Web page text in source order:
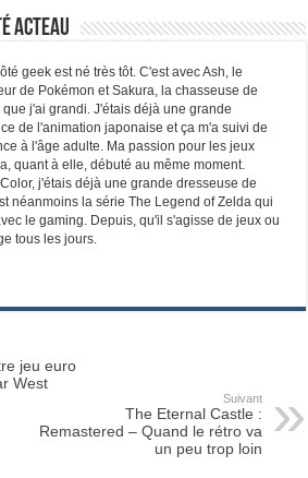
Acteau
geek est né très tôt. C'est avec Ash, le
de Pokémon et Sakura, la chasseuse de
que j'ai grandi. J'étais déjà une grande
de l'animation japonaise et ça m'a suivi de
à l'âge adulte. Ma passion pour les jeux
quant à elle, débuté au même moment.
j'étais déjà une grande dresseuse de
néanmoins la série The Legend of Zelda qui
le gaming. Depuis, qu'il s'agisse de jeux ou
tous les jours.
jeu euro
West
Suivant
The Eternal Castle :
Remastered – Quand le rétro va
un peu trop loin